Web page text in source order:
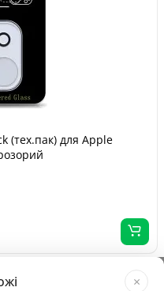
(тех.пак) для Apple
×